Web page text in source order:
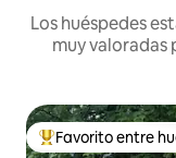
Los huéspedes
muy valoradas
Favorito entre
Favorito entre